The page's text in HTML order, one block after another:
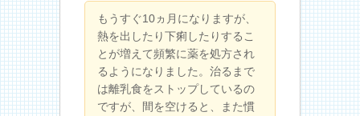
もうすぐ10ヵ月になりますが、
熱を出したり下痢したりするこ
とが増えて頻繁に薬を処方され
るようになりました。治るまで
は離乳食をストップしているの
ですが、間を空けると、また慣